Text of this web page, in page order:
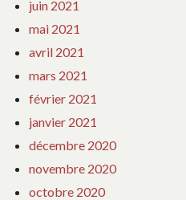
juin 2021
mai 2021
avril 2021
mars 2021
février 2021
janvier 2021
décembre 2020
novembre 2020
octobre 2020